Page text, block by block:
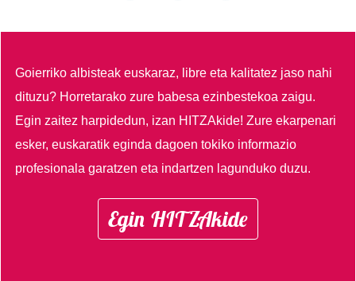
Goierriko albisteak euskaraz, libre eta kalitatez jaso nahi
dituzu? Horretarako zure babesa ezinbestekoa zaigu.
Egin zaitez harpidedun, izan HITZAkide!Zure ekarpenari
esker, euskaratik eginda dagoen tokiko informazio
profesionala garatzen eta indartzen lagunduko duzu.
Egin HITZAkide